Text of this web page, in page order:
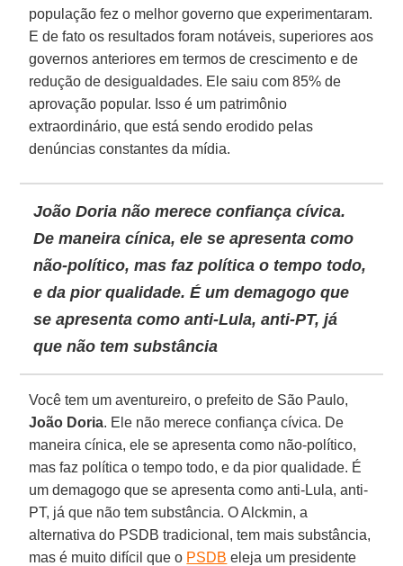
população fez o melhor governo que experimentaram.
E de fato os resultados foram notáveis, superiores aos
governos anteriores em termos de crescimento e de
redução de desigualdades. Ele saiu com 85% de
aprovação popular. Isso é um patrimônio
extraordinário, que está sendo erodido pelas
denúncias constantes da mídia.
João Doria não merece confiança cívica.
De maneira cínica, ele se apresenta como
não-político, mas faz política o tempo todo,
e da pior qualidade. É um demagogo que
se apresenta como anti-Lula, anti-PT, já
que não tem substância
Você tem um aventureiro, o prefeito de São Paulo,
João Doria. Ele não merece confiança cívica. De
maneira cínica, ele se apresenta como não-político,
mas faz política o tempo todo, e da pior qualidade. É
um demagogo que se apresenta como anti-Lula, anti-
PT, já que não tem substância. O Alckmin, a
alternativa do PSDB tradicional, tem mais substância,
mas é muito difícil que o PSDB eleja um presidente